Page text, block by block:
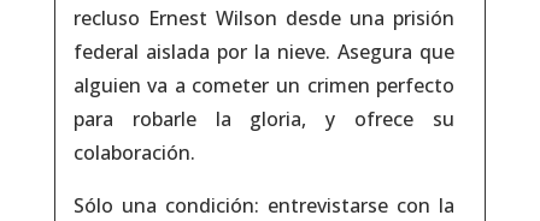
recluso Ernest Wilson desde una prisión
federal aislada por la nieve. Asegura que
alguien va a cometer un crimen perfecto
para robarle la gloria, y ofrece su
colaboración.
Sólo una condición: entrevistarse con la